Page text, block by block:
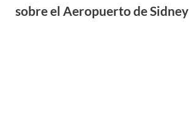
sobre el Aeropuerto de Sidney